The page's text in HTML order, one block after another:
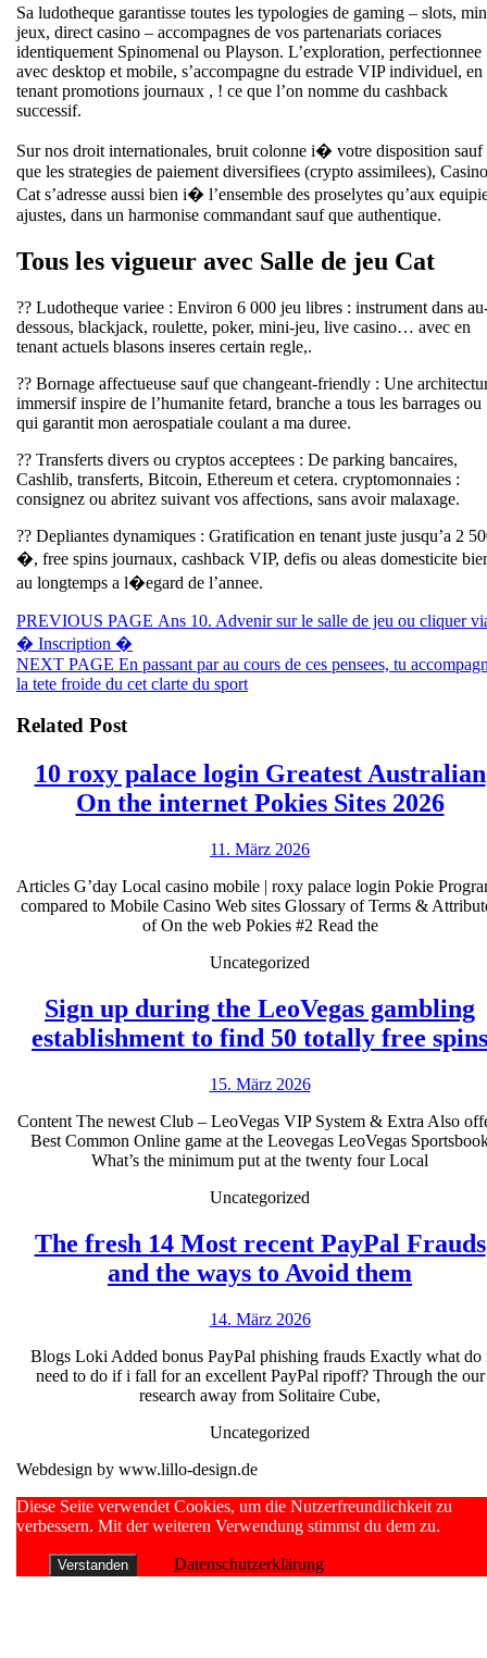
Sa ludotheque garantisse toutes les typologies de gaming – slots,
jeux, direct casino – accompagnes de vos partenariats coriaces
identiquement Spinomenal ou Playson. L’exploration, perfectionnee
avec desktop et mobile, s’accompagne du estrade VIP individuel, en
tenant promotions journaux , ! ce que l’on nomme du cashback
successif.
Sur nos droit internationales, bruit colonne i� votre disposition sauf
que les strategies de paiement diversifiees (crypto assimilees), Casino
Cat s’adresse aussi bien i� l’ensemble des proselytes qu’aux
ajustes, dans un harmonise commandant sauf que authentique.
Tous les vigueur avec Salle de jeu Cat
?? Ludotheque variee : Environ 6 000 jeu libres : instrument dans
dessous, blackjack, roulette, poker, mini-jeu, live casino… avec en
tenant actuels blasons inseres certain regle,.
?? Bornage affectueuse sauf que changeant-friendly : Une
immersif inspire de l’humanite fetard, branche a tous les barrages ou
qui garantit mon aerospatiale coulant a ma duree.
?? Transferts divers ou cryptos acceptees : De parking bancaires,
Cashlib, transferts, Bitcoin, Ethereum et cetera. cryptomonnaies :
consignez ou abritez suivant vos affections, sans avoir malaxage.
?? Depliantes dynamiques : Gratification en tenant juste jusqu’a 2
�, free spins journaux, cashback VIP, defis ou aleas domesticite
au longtemps a l�egard de l’annee.
Beitragsnavigation
PREVIOUS PAGE Previous
Ans 10. Advenir sur le salle de jeu ou cliquer
� Inscription �
NEXT PAGE Next
post:
En passant par au cours de ces pensees, tu
la tete froide du cet clarte du sport
Related Post
10 roxy palace login Greatest Australian
On the internet Pokies Sites 202610
the
11. März 202611.
2026
Articles G’day Local casino mobile | roxy palace login Pokie
compared to Mobile Casino Web sites Glossary of Terms &
of On the web Pokies #2 Read the
Uncategorized
Sign up during the LeoVegas gambling
establishment to find 50 totally free spins
15. März 202615.
2026
Content The newest Club – LeoVegas VIP System & Extra Also
Best Common Online game at the Leovegas LeoVegas
What’s the minimum put at the twenty four Local
Uncategorized
The fresh 14 Most recent PayPal Frauds
and the ways to Avoid them
Most
recent
the
ways
14. März 202614.
2026
Blogs Loki Added bonus PayPal phishing frauds Exactly what do
need to do if i fall for an excellent PayPal ripoff? Through the our
research away from Solitaire Cube,
Uncategorized
Webdesign by www.lillo-design.de
Scroll
Up
Diese Seite verwendet Cookies, um die Nutzerfreundlichkeit zu
verbessern. Mit der weiteren Verwendung stimmst du dem zu.
Verstanden Datenschutzerklärung